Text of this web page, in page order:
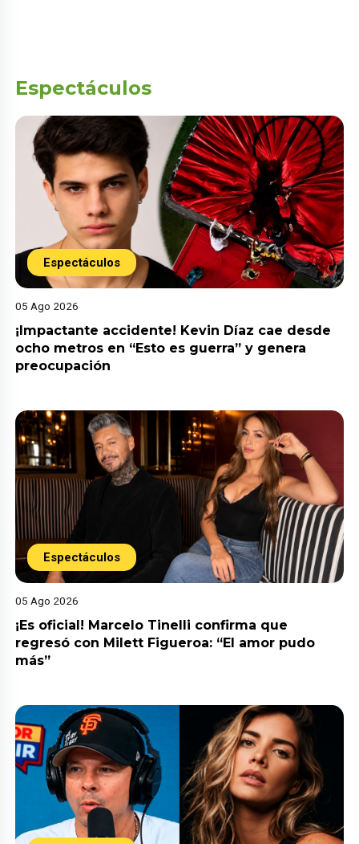
Espectáculos
Espectáculos
05 Ago 2026
¡Impactante accidente! Kevin Díaz cae desde
ocho metros en “Esto es guerra” y genera
preocupación
Espectáculos
05 Ago 2026
¡Es oficial! Marcelo Tinelli confirma que
regresó con Milett Figueroa: “El amor pudo
más”